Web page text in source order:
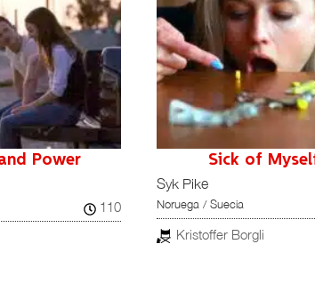
Power
110
Sick of
Syk Pike
Noruega / Suecia
Kristoffer Borgli